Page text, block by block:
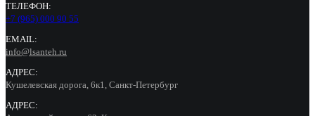
ТЕЛЕФОН:
+7 (965) 000 90 55
EMAIL:
info@lsanteh.ru
АДРЕС:
Кушелевская дорога, 6к1, Санкт-Петербург
АДРЕС: